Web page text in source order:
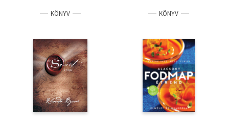
Tankönyv, segédkönyv
Társadalomtudomány
Természettudomány
KÖNYV KÖNYV